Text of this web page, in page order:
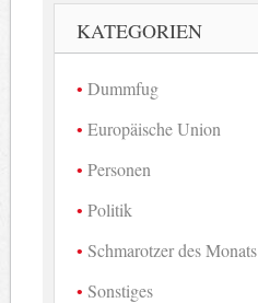
KATEGORIEN
Dummfug
Europäische Union
Personen
Politik
Schmarotzer des Monats
Sonstiges